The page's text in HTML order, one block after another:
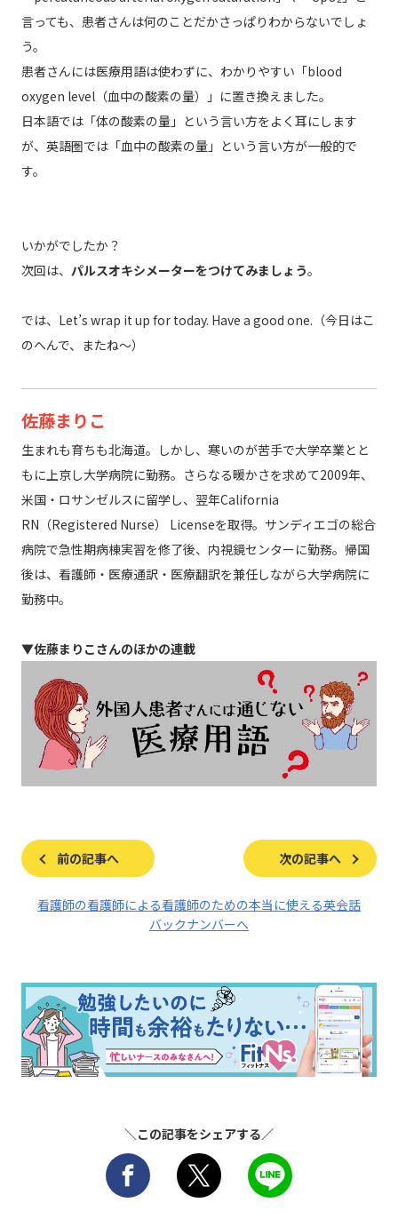
言っても、患者さんは何のことだかさっぱりわからないでしょ
う。
患者さんには医療用語は使わずに、わかりやすい「blood
oxygen level（血中の酸素の量）」に置き換えました。
日本語では「体の酸素の量」という言い方をよく耳にします
が、英語圏では「血中の酸素の量」という言い方が一般的で
す。
いかがでしたか？
次回は、 パルスオキシメーターをつけてみましょう。
では、Let’s wrap it up for today. Have a good one.（今日はこ
のへんで、またね～）
佐藤まりこ
生まれも育ちも北海道。しかし、寒いのが苦手で大学卒業とと
もに上京し大学病院に勤務。さらなる暖かさを求めて2009年、
米国・ロサンゼルスに留学し、翌年California
RN（Registered Nurse） Licenseを取得。サンディエゴの総合
病院で急性期病棟実習を修了後、内視鏡センターに勤務。帰国
後は、看護師・医療通訳・医療翻訳を兼任しながら大学病院に
勤務中。
▼佐藤まりこさんのほかの連載
前の記事へ 次の記事へ
看護師の看護師による看護師のための本当に使える英会話
バックナンバーへ
＼この記事をシェアする／